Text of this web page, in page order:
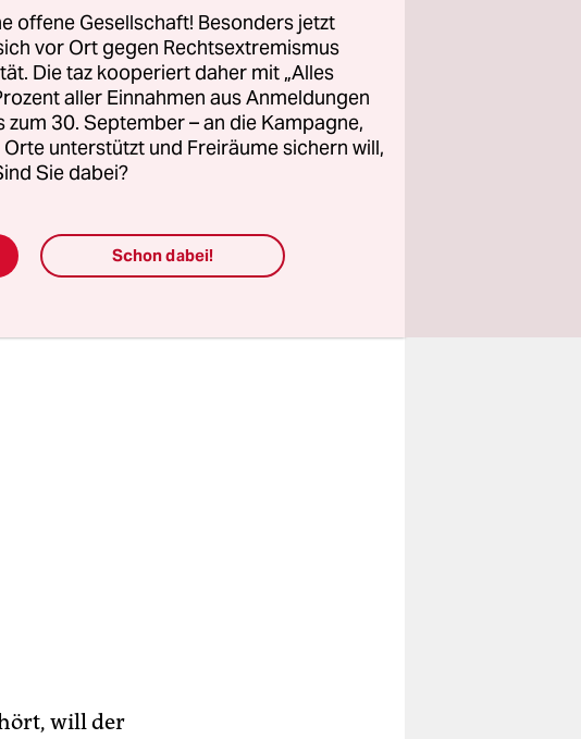
sagte Henkel.
uns von Grillen
sagte
dem jetzigen
„Die
will der
offene Gesellschaft! Besonders jetzt
vor Ort gegen Rechtsextremismus
Die taz kooperiert daher mit „Alles
aller Einnahmen aus Anmeldungen
zum 30. September – an die Kampagne,
unterstützt und Freiräume sichern will,
Sie dabei?
Schon dabei!